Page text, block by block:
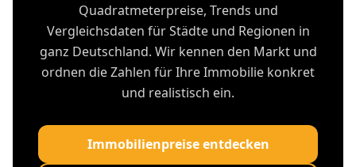
Quadratmeterpreise, Trends und
Vergleichsdaten für Städte und Regionen in
ganz Deutschland. Wir kennen den Markt und
ordnen die Zahlen für Ihre Immobilie konkret
und realistisch ein.
Immobilienpreise entdecken